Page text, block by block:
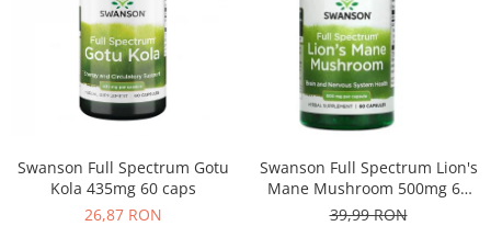
Swanson Full Spectrum Gotu
Kola 435mg 60 caps
26,87 RON
Swanson Full Spectrum Lion's
Mane Mushroom 500mg 60
caps
39,99 RON